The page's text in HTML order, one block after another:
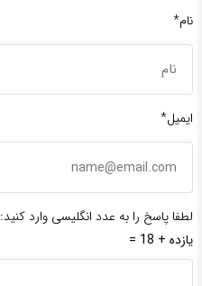
نام*
ایمیل*
لطفا پاسخ را به عدد انگلیسی وارد کنید:
یازده + 18 =